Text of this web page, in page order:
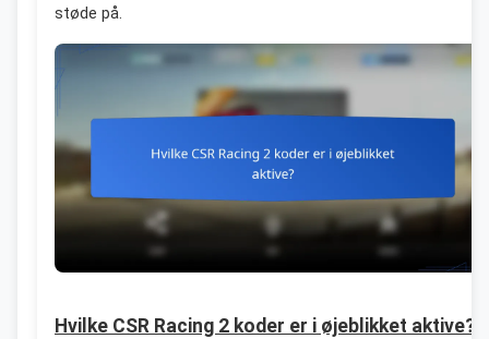
støde på.
Hvilke CSR Racing 2 koder er i øjeblikket aktive?